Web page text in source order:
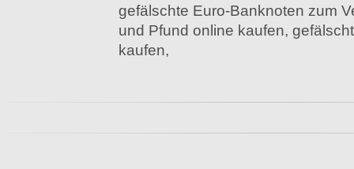
gefälschte Euro-Banknoten zum
und Pfund online kaufen,
kaufen,